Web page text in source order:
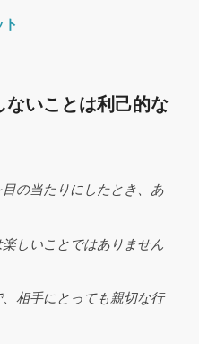
いことは利己的な
の当たりにしたとき、あ
しいことではありません
相手にとっても親切な行